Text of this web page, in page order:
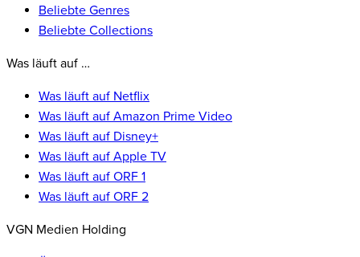
Beliebte Genres
Beliebte Collections
Was läuft auf …
Was läuft auf Netflix
Was läuft auf Amazon Prime Video
Was läuft auf Disney+
Was läuft auf Apple TV
Was läuft auf ORF 1
Was läuft auf ORF 2
VGN Medien Holding